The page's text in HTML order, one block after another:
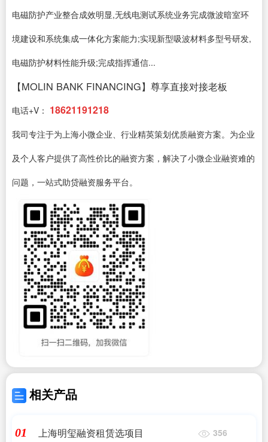
电磁防护产业整合成效明显,无线电测试系统业务完成微波暗室环
境建设和系统集成一体化方案能力;实现新型吸波材料多型号研发,
电磁防护材料性能升级;完成指挥通信...
【MOLIN BANK FINANCING】尊享直接对接老板
电话+V： 18621191218
我司专注于为上海小微企业、行业精英策划优质融资方案。为企业
及个人客户提供了高性价比的融资方案，解决了小微企业融资难的
问题，一站式助贷融资服务平台。
相关产品
01 上海明玺融资租赁选项目 356